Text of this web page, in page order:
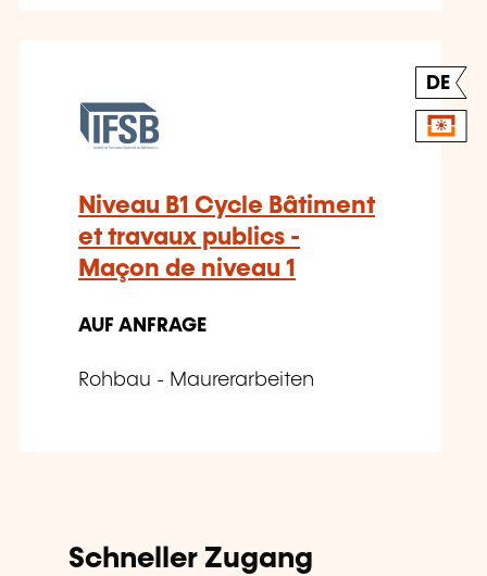
DE
Niveau B1 Cycle Bâtiment
et travaux publics -
Maçon de niveau 1
AUF ANFRAGE
Rohbau - Maurerarbeiten
Schneller Zugang